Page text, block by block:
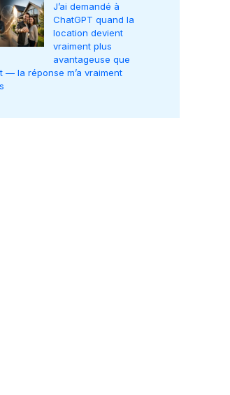
J’ai demandé à
ChatGPT quand la
location devient
vraiment plus
avantageuse que
— la réponse m’a vraiment